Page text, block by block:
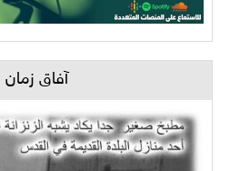
آفاق زمان